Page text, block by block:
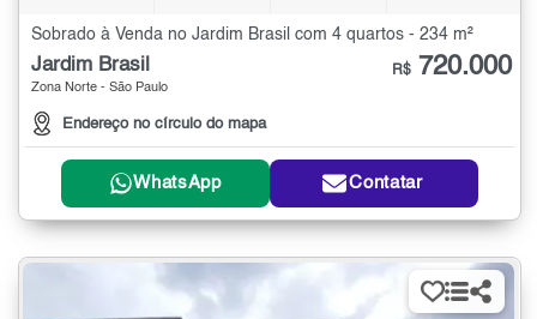
Sobrado à Venda no Jardim Brasil com 4 quartos - 234 m²
Jardim Brasil
Zona Norte - São Paulo
Endereço no círculo do mapa
R$ 720.000
WhatsApp Contatar